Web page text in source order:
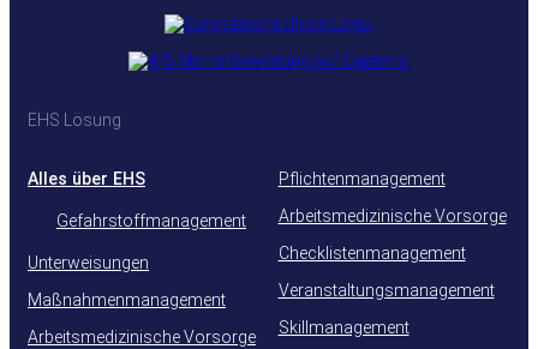
EHS Lösung
Alles über EHS
Gefahrstoffmanagement
Unterweisungen
Maßnahmenmanagement
Arbeitsmedizinische Vorsorge
Pflichtenmanagement
Arbeitsmedizinische Vorsorge
Checklistenmanagement
Veranstaltungsmanagement
Skillmanagement